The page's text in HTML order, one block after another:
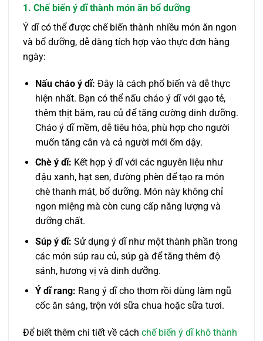
1. Chế biến ý dĩ thành món ăn bổ dưỡng
Ý dĩ có thể được chế biến thành nhiều món ăn ngon
và bổ dưỡng, dễ dàng tích hợp vào thực đơn hàng
ngày:
Nấu cháo ý dĩ: Đây là cách phổ biến và dễ thực
hiện nhất. Bạn có thể nấu cháo ý dĩ với gạo tẻ,
thêm thịt băm, rau củ để tăng cường dinh dưỡng.
Cháo ý dĩ mềm, dễ tiêu hóa, phù hợp cho người
muốn tăng cân và cả người mới ốm dậy.
Chè ý dĩ: Kết hợp ý dĩ với các nguyên liệu như
đậu xanh, hạt sen, đường phèn để tạo ra món
chè thanh mát, bổ dưỡng. Món này không chỉ
ngon miệng mà còn cung cấp năng lượng và
dưỡng chất.
Súp ý dĩ: Sử dụng ý dĩ như một thành phần trong
các món súp rau củ, súp gà để tăng thêm độ
sánh, hương vị và dinh dưỡng.
Ý dĩ rang: Rang ý dĩ cho thơm rồi dùng làm ngũ
cốc ăn sáng, trộn với sữa chua hoặc sữa tươi.
Để biết thêm chi tiết về cách chế biến ý dĩ khô thành